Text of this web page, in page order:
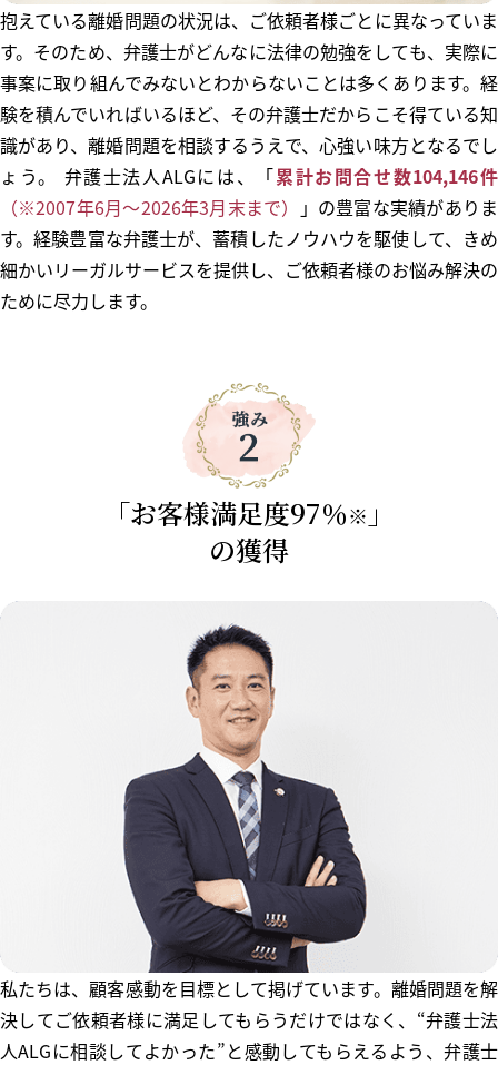
抱えている離婚問題の状況は、ご依頼者様ごとに異なっていま
す。そのため、弁護士がどんなに法律の勉強をしても、実際に
事案に取り組んでみないとわからないことは多くあります。経
験を積んでいればいるほど、その弁護士だからこそ得ている知
識があり、離婚問題を相談するうえで、心強い味方となるでし
ょう。 弁護士法人ALGには、「累計お問合せ数104,146件
（※2007年6月～2026年3月末まで）
」の豊富な実績がありま
す。経験豊富な弁護士が、蓄積したノウハウを駆使して、きめ
細かいリーガルサービスを提供し、ご依頼者様のお悩み解決の
ために尽力します。
「お客様満足度97％※ 」
の獲得
私たちは、顧客感動を目標として掲げています。離婚問題を解
決してご依頼者様に満足してもらうだけではなく、“弁護士法
人ALGに相談してよかった”と感動してもらえるよう、弁護士